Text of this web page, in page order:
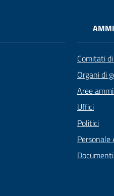
Comitati
Organi di
Aree
Uffici
Politici